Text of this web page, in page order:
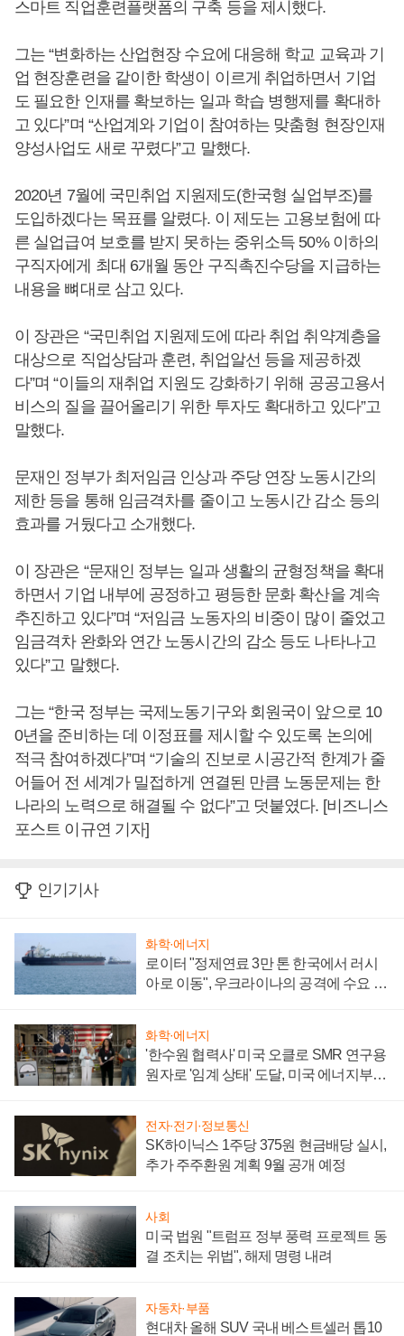
스마트 직업훈련플랫폼의 구축 등을 제시했다.
그는 “변화하는 산업현장 수요에 대응해 학교 교육과 기
업 현장훈련을 같이한 학생이 이르게 취업하면서 기업
도 필요한 인재를 확보하는 일과 학습 병행제를 확대하
고 있다”며 “산업계와 기업이 참여하는 맞춤형 현장인재
양성사업도 새로 꾸렸다”고 말했다.
2020년 7월에 국민취업 지원제도(한국형 실업부조)를
도입하겠다는 목표를 알렸다. 이 제도는 고용보험에 따
른 실업급여 보호를 받지 못하는 중위소득 50% 이하의
구직자에게 최대 6개월 동안 구직촉진수당을 지급하는
내용을 뼈대로 삼고 있다.
이 장관은 “국민취업 지원제도에 따라 취업 취약계층을
대상으로 직업상담과 훈련, 취업알선 등을 제공하겠
다”며 “이들의 재취업 지원도 강화하기 위해 공공고용서
비스의 질을 끌어올리기 위한 투자도 확대하고 있다”고
말했다.
문재인 정부가 최저임금 인상과 주당 연장 노동시간의
제한 등을 통해 임금격차를 줄이고 노동시간 감소 등의
효과를 거뒀다고 소개했다.
이 장관은 “문재인 정부는 일과 생활의 균형정책을 확대
하면서 기업 내부에 공정하고 평등한 문화 확산을 계속
추진하고 있다”며 “저임금 노동자의 비중이 많이 줄었고
임금격차 완화와 연간 노동시간의 감소 등도 나타나고
있다”고 말했다.
그는 “한국 정부는 국제노동기구와 회원국이 앞으로 10
0년을 준비하는 데 이정표를 제시할 수 있도록 논의에
적극 참여하겠다”며 “기술의 진보로 시공간적 한계가 줄
어들어 전 세계가 밀접하게 연결된 만큼 노동문제는 한
나라의 노력으로 해결될 수 없다”고 덧붙였다. [비즈니스
포스트 이규연 기자]
인기기사
화학·에너지
로이터 "정제연료 3만 톤 한국에서 러시
아로 이동", 우크라이나의 공격에 수요 늘
화학·에너지
'한수원 협력사' 미국 오클로 SMR 연구용
원자로 '임계 상태' 도달, 미국 에너지부
전자·전기·정보통신
SK하이닉스 1주당 375원 현금배당 실시,
추가 주주환원 계획 9월 공개 예정
사회
미국 법원 "트럼프 정부 풍력 프로젝트 동
결 조치는 위법", 해제 명령 내려
자동차·부품
현대차 올해 SUV 국내 베스트셀러 톱10